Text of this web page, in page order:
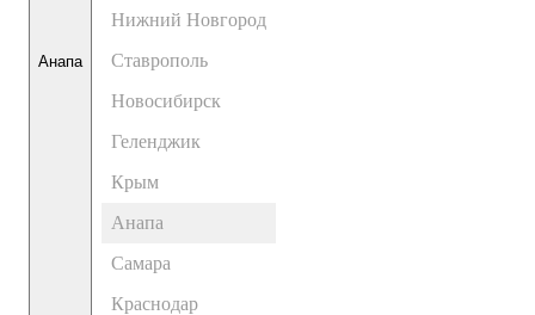
Анапа
Нижний Новгород
Ставрополь
Новосибирск
Геленджик
Крым
Анапа
Самара
Краснодар